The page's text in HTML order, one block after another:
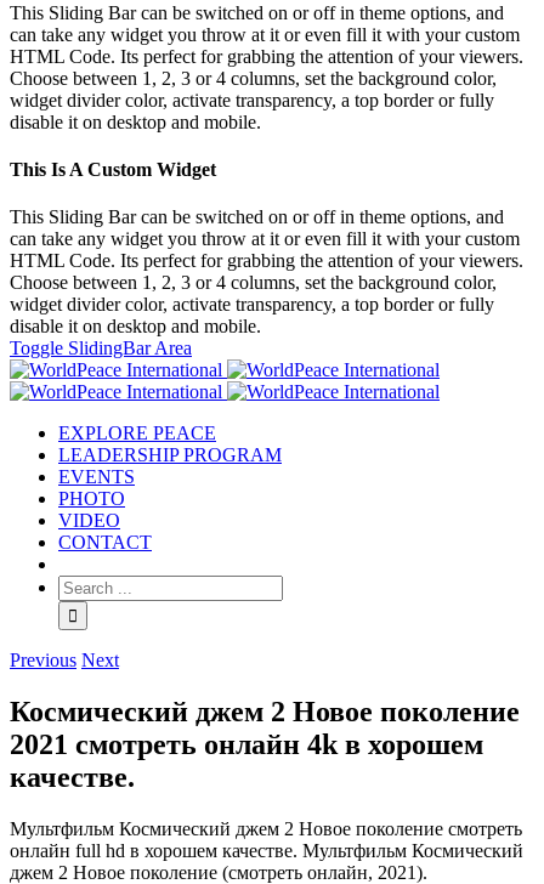
This Sliding Bar can be switched on or off in theme options, and
can take any widget you throw at it or even fill it with your custom
HTML Code. Its perfect for grabbing the attention of your viewers.
Choose between 1, 2, 3 or 4 columns, set the background color,
widget divider color, activate transparency, a top border or fully
disable it on desktop and mobile.
This Is A Custom Widget
This Sliding Bar can be switched on or off in theme options, and
can take any widget you throw at it or even fill it with your custom
HTML Code. Its perfect for grabbing the attention of your viewers.
Choose between 1, 2, 3 or 4 columns, set the background color,
widget divider color, activate transparency, a top border or fully
disable it on desktop and mobile.
Toggle SlidingBar Area
EXPLORE PEACE
LEADERSHIP PROGRAM
EVENTS
PHOTO
VIDEO
CONTACT
Previous Next
Космический джем 2 Новое поколение
2021 смотреть онлайн 4k в хорошем
качестве.
Мультфильм Космический джем 2 Новое поколение смотреть
онлайн full hd в хорошем качестве. Мультфильм Космический
джем 2 Новое поколение (смотреть онлайн, 2021).